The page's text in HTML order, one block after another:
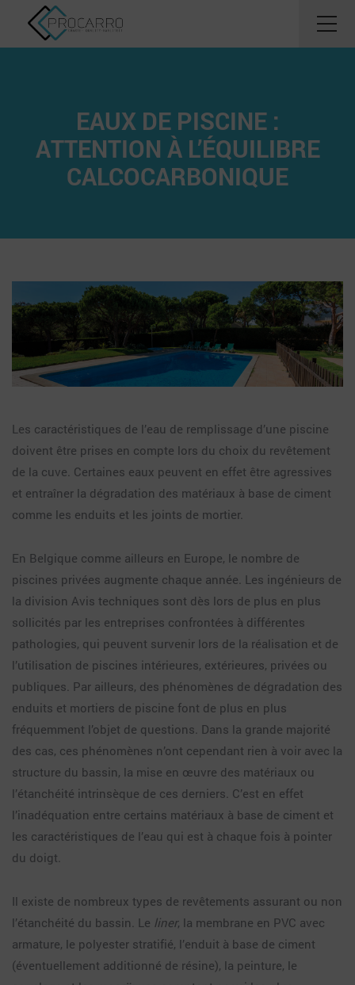
EAUX DE PISCINE :
ATTENTION À L’ÉQUILIBRE
CALCOCARBONIQUE
Les caractéristiques de l’eau de remplissage d’une piscine
doivent être prises en compte lors du choix du revêtement
de la cuve. Certaines eaux peuvent en effet être agressives
et entraîner la dégradation des matériaux à base de ciment
comme les enduits et les joints de mortier.
En Belgique comme ailleurs en Europe, le nombre de
piscines privées augmente chaque année. Les ingénieurs de
la division Avis techniques sont dès lors de plus en plus
sollicités par les entreprises confrontées à différentes
pathologies, qui peuvent survenir lors de la réalisation et de
l’utilisation de piscines intérieures, extérieures, privées ou
publiques. Par ailleurs, des phénomènes de dégradation des
enduits et mortiers de piscine font de plus en plus
fréquemment l’objet de questions. Dans la grande majorité
des cas, ces phénomènes n’ont cependant rien à voir avec la
structure du bassin, la mise en œuvre des matériaux ou
l’étanchéité intrinsèque de ces derniers. C’est en effet
l’inadéquation entre certains matériaux à base de ciment et
les caractéristiques de l’eau qui est à chaque fois à pointer
du doigt.
Il existe de nombreux types de revêtements assurant ou non
l’étanchéité du bassin. Le liner, la membrane en PVC avec
armature, le polyester stratifié, l’enduit à base de ciment
(éventuellement additionné de résine), la peinture, le